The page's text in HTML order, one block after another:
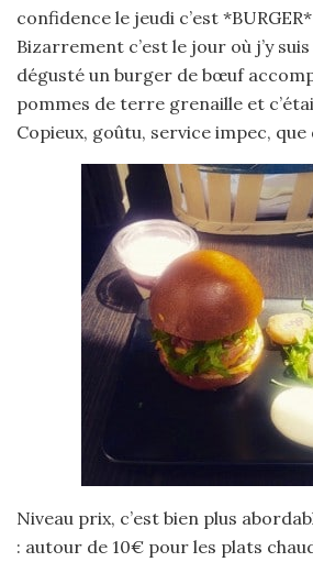
confidence le jeudi c’est
Bizarrement c’est le jour où j’y suis
dégusté un burger de bœuf
pommes de terre grenaille et
Copieux, goûtu, service impec,
Niveau prix, c’est bien plus
: autour de 10€ pour les plats